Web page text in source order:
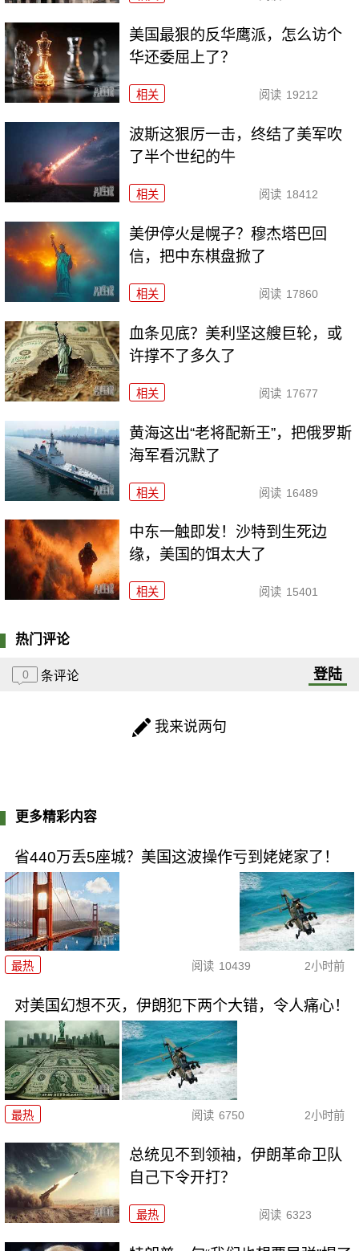
美国最狠的反华鹰派，怎么访个
华还委屈上了？
相关 阅读 19212
波斯这狠厉一击，终结了美军吹
了半个世纪的牛
相关 阅读 18412
美伊停火是幌子？穆杰塔巴回
信，把中东棋盘掀了
相关 阅读 17860
血条见底？美利坚这艘巨轮，或
许撑不了多久了
相关 阅读 17677
黄海这出“老将配新王”，把俄罗斯
海军看沉默了
相关 阅读 16489
中东一触即发！沙特到生死边
缘，美国的饵太大了
相关 阅读 15401
热门评论
0 条评论 登陆
我来说两句
更多精彩内容
省440万丢5座城？美国这波操作亏到姥姥家了！
最热 阅读 10439 2小时前
对美国幻想不灭，伊朗犯下两个大错，令人痛心！
最热 阅读 6750 2小时前
总统见不到领袖，伊朗革命卫队
自己下令开打？
最热 阅读 6323